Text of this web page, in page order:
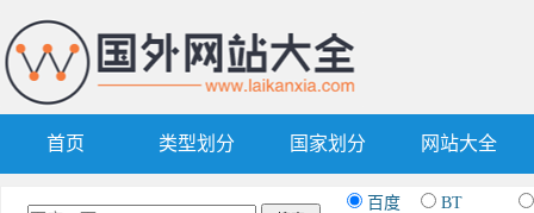
首页 类型划分 国家划分 网站大全
百度
BT